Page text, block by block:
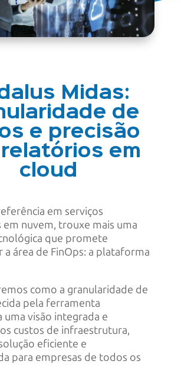
Midas:
de
e precisão
em
cloud
em serviços
em nuvem, trouxe mais uma
que promete
a área de FinOps: a plataforma
como a granularidade de
pela ferramenta
visão integrada e
custos de infraestrutura,
eficiente e
para empresas de todos os